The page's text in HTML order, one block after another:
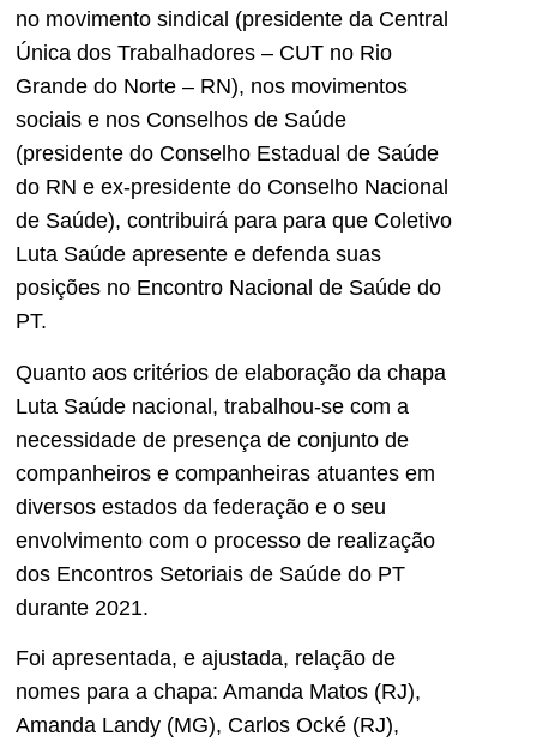
no movimento sindical (presidente da Central
Única dos Trabalhadores – CUT no Rio
Grande do Norte – RN), nos movimentos
sociais e nos Conselhos de Saúde
(presidente do Conselho Estadual de Saúde
do RN e ex-presidente do Conselho Nacional
de Saúde), contribuirá para para que Coletivo
Luta Saúde apresente e defenda suas
posições no Encontro Nacional de Saúde do
PT.
Quanto aos critérios de elaboração da chapa
Luta Saúde nacional, trabalhou-se com a
necessidade de presença de conjunto de
companheiros e companheiras atuantes em
diversos estados da federação e o seu
envolvimento com o processo de realização
dos Encontros Setoriais de Saúde do PT
durante 2021.
Foi apresentada, e ajustada, relação de
nomes para a chapa: Amanda Matos (RJ),
Amanda Landy (MG), Carlos Ocké (RJ),